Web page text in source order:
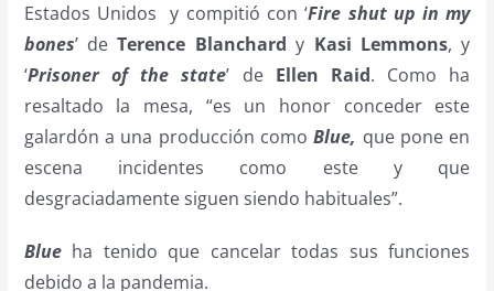
Estados Unidos
y compitió con ‘Fire shut up in my
bones’ deTerence Blanchard y Kasi Lemmons, y
‘Prisoner of the state’ de Ellen Raid. Como ha
resaltado la mesa, “es un honor conceder este
galardón a una producción comoBlue, que pone en
escena incidentes como este y que
desgraciadamente siguen siendo habituales”.
Blueha tenido que cancelar todas sus funciones
debido a la pandemia.